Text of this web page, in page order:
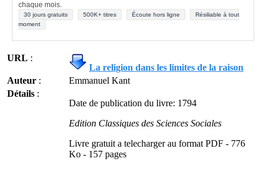
chaque mois.
30 jours gratuits 500K+ titres Écoute hors ligne
Résiliable à tout
moment
URL :
La religion dans les limites de la raison
Auteur :
Emmanuel Kant
Détails :
Date de publication du livre: 1794
Edition Classiques des Sciences Sociales
Livre gratuit a telecharger au format PDF - 776
Ko - 157 pages